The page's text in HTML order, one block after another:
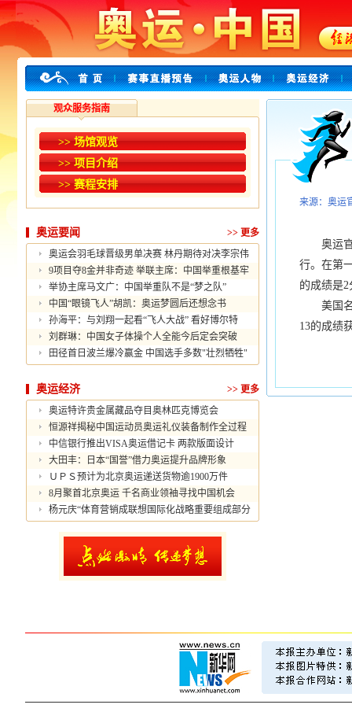
观众服务指南
>> 场馆观览
>> 项目介绍
>> 赛程安排
奥运要闻 >> 更多
奥运会羽毛球晋级男单决赛 林丹期待对决李宗伟
9项目夺8金并非奇迹 举联主席：中国举重根基牢
举协主席马文广：中国举重队不是“梦之队”
中国“眼镜飞人”胡凯：奥运梦圆后还想念书
孙海平：与刘翔一起看“飞人大战” 看好博尔特
刘群琳：中国女子体操个人全能今后定会突破
田径首日波兰爆冷赢金 中国选手多数"壮烈牺牲"
奥运经济 >> 更多
奥运特许贵金属藏品夺目奥林匹克博览会
恒源祥揭秘中国运动员奥运礼仪装备制作全过程
中信银行推出VISA奥运借记卡 两款版面设计
大田丰：日本“国誉”借力奥运提升品牌形象
ＵＰＳ预计为北京奥运递送货物逾1900万件
8月聚首北京奥运 千名商业领袖寻找中国机会
杨元庆“体育营销成联想国际化战略重要组成部分
来源：奥运
奥运官
行。在第
的成绩是
美国名
13的成绩